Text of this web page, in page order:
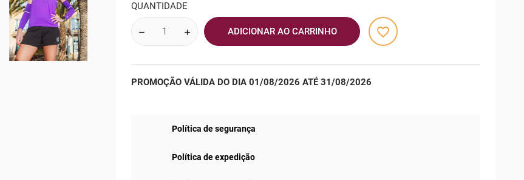
QUANTIDADE
ADICIONAR AO CARRINHO favorite_border
PROMOÇÃO VÁLIDA DO DIA 01/08/2026 ATÉ 31/08/2026
Política de segurança
Política de expedição